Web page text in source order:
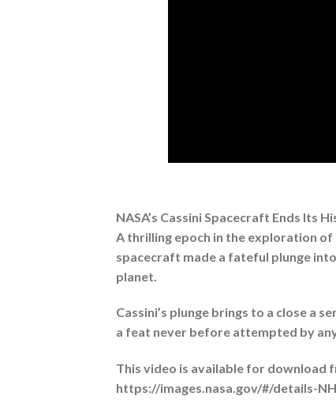
NASA’s Cassini Spacecraft Ends Its
A thrilling epoch in the exploration of
spacecraft made a fateful plunge
planet.
Cassini’s plunge brings to a close a
a feat never before attempted by
This video is available for download
https://images.nasa.gov/#/details-